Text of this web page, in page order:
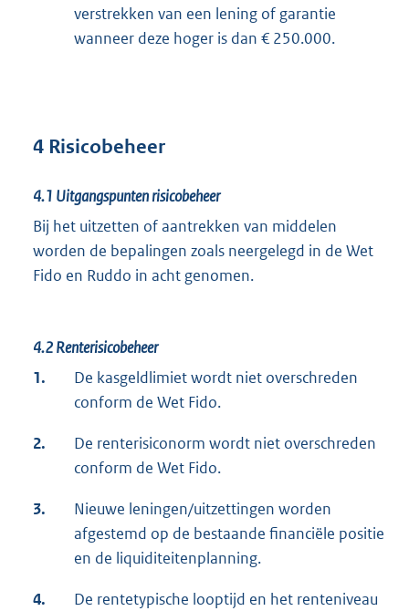
verstrekken van een lening of garantie
wanneer deze hoger is dan € 250.000.
4 Risicobeheer
4.1 Uitgangspunten risicobeheer
Bij het uitzetten of aantrekken van middelen
worden de bepalingen zoals neergelegd in de Wet
Fido en Ruddo in acht genomen.
4.2Renterisicobeheer
1.
De kasgeldlimiet wordt niet overschreden
conform de Wet Fido.
2.
De renterisiconorm wordt niet overschreden
conform de Wet Fido.
3.
Nieuwe leningen/uitzettingen worden
afgestemd op de bestaande financiële positie
en de liquiditeitenplanning.
4.
De rentetypische looptijd en het renteniveau